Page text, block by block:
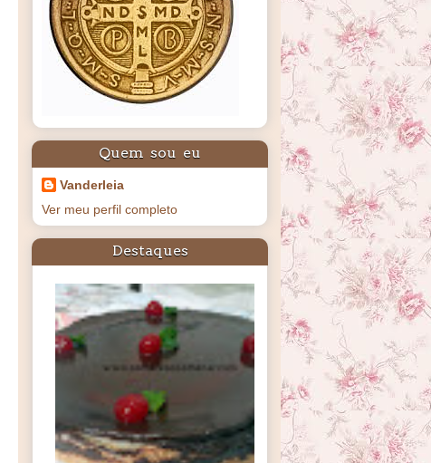
Quem sou eu
Vanderleia
Ver meu perfil completo
Destaques